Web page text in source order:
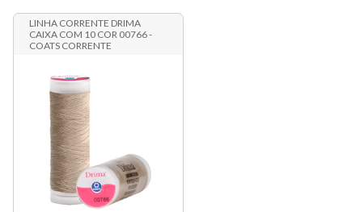
LINHA CORRENTE DRIMA
CAIXA COM 10 COR 00766 -
COATS CORRENTE